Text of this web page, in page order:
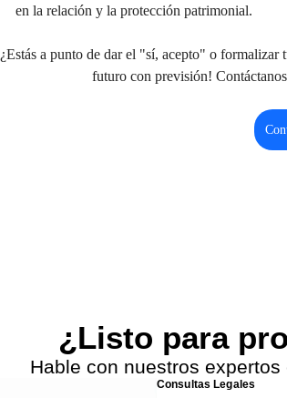
en la relación y la protección patrimonial.
¿Estás a punto de dar el "sí, acepto" o formalizar
futuro con previsión!
¿Listo para
Hable con nuestros
Consultas Legales